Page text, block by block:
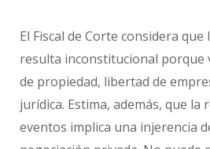
El Fiscal de Corte considera
resulta inconstitucional porque
de propiedad, libertad de
jurídica. Estima, además, que la
eventos implica una injerencia